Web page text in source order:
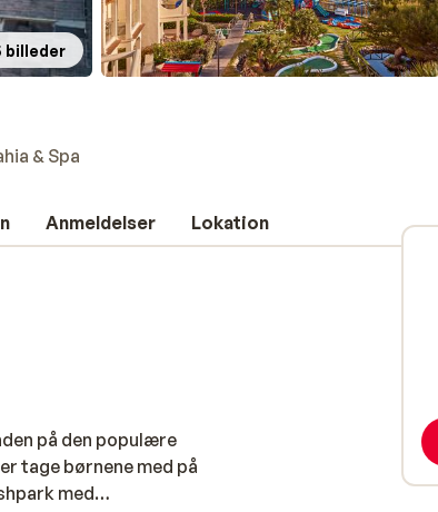
billeder
& Spa
Anmeldelser Lokation
på den populære
tage børnene med på
med